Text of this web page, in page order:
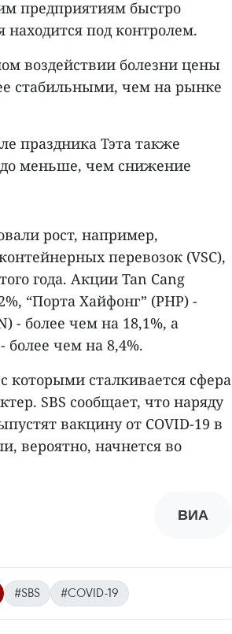
предприятиям быстро
находится под контролем.
воздействии болезни цены
стабильными, чем на рынке
праздника Тэта также
меньше, чем снижение
рост, например,
перевозок (VSC),
года. Акции Tan Cang
“Порта Хайфонг” (PHP) -
- более чем на 18,1%, а
более чем на 8,4%.
которыми сталкивается сфера
SBS сообщает, что наряду
вакцину от COVID-19 в
вероятно, начнется во
ВИА
#SBS #COVID-19